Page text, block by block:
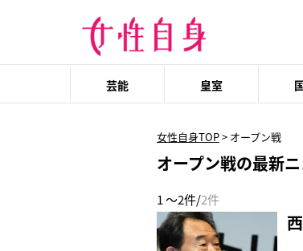
芸能 皇室
女性自身TOP> オープン戦
オープン戦の最新
1 ～2件/2件